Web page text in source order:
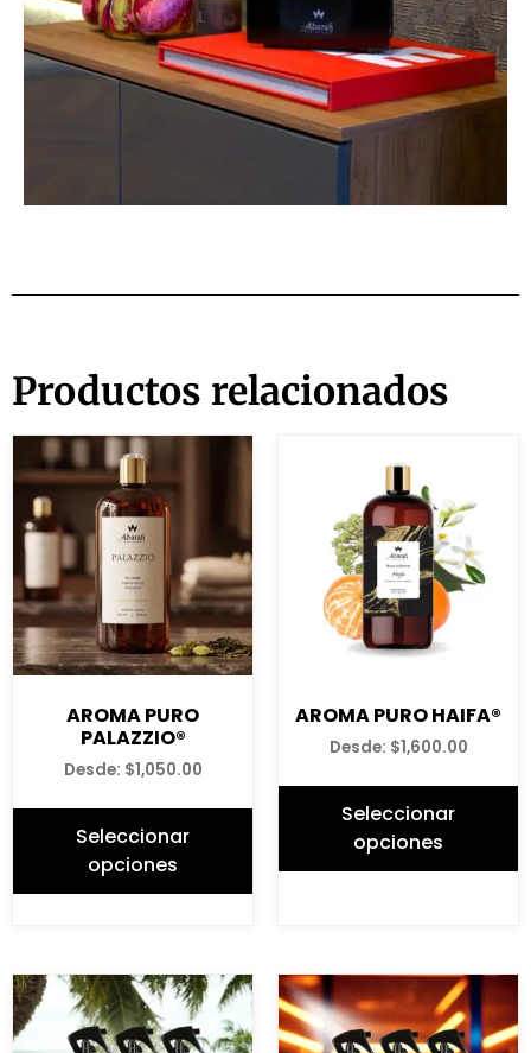
Productos relacionados
AROMA PURO
PALAZZIO®
Desde: $1,050.00
Seleccionar
opciones
AROMA PURO HAIFA®
Desde: $1,600.00
Seleccionar
opciones